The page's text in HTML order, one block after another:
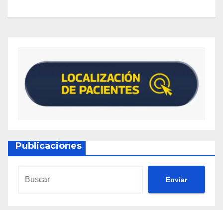
Publicaciones
Envíar